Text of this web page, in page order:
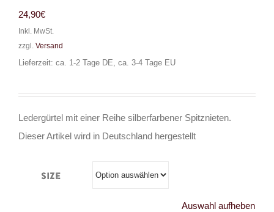
24,90€
Inkl. MwSt.
zzgl. Versand
Lieferzeit: ca. 1-2 Tage DE, ca. 3-4 Tage EU
Ledergürtel mit einer Reihe silberfarbener Spitznieten.
Dieser Artikel wird in Deutschland hergestellt
Size
Auswahl aufheben